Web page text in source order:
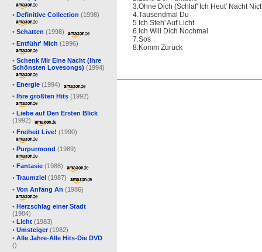
• Definitive Collection (1998)
• Schatten (1998)
• Entführ' Mich (1996)
• Schenk Mir Eine Nacht (Ihre
Schönsten Lovesongs) (1994)
• Energie (1994)
• Ihre größten Hits (1992)
• Liebe auf Den Ersten Blick
(1992)
• Freiheit Live! (1990)
• Purpurmond (1989)
• Fantasie (1988)
• Traumziel (1987)
• Von Anfang An (1986)
• Herzschlag einer Stadt
(1984)
• Licht (1983)
• Umsteiger(1982)
• Alle Jahre-Alle Hits-Die DVD
()
3.Ohne Dich (Schlaf' Ich Heut' Nacht
4.Tausendmal Du
5.Ich Steh' Auf Licht
6.Ich Will Dich Nochmal
7.Sos
8.Komm Zurück